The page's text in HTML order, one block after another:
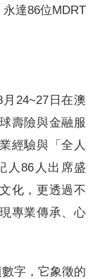
達86位MDRT
24~27日在澳
壽險與金融服
經驗與「全人
人86人出席盛
化，更透過不
專業傳承、心
字，它象徵的